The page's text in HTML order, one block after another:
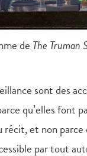
de The Truman
sont des
qu’elles font
et non parce
par tout